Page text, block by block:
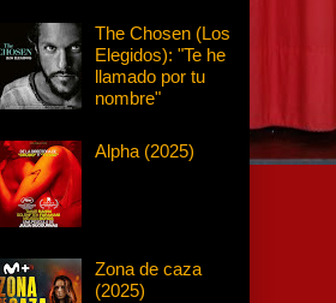
The Chosen (Los
Elegidos): "Te he
llamado por tu
nombre"
Alpha (2025)
Zona de caza
(2025)